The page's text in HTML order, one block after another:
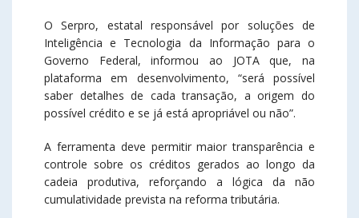
O Serpro, estatal responsável por soluções de
Inteligência e Tecnologia da Informação para o
Governo Federal, informou ao JOTA que, na
plataforma em desenvolvimento, “será possível
saber detalhes de cada transação, a origem do
possível crédito e se já está apropriável ou não”.
A ferramenta deve permitir maior transparência e
controle sobre os créditos gerados ao longo da
cadeia produtiva, reforçando a lógica da não
cumulatividade prevista na reforma tributária.